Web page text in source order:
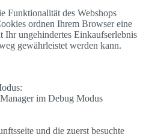
Funktionalität des Webshops
ordnen Ihrem Browser eine
ungehindertes Einkaufserlebnis
gewährleistet werden kann.
im Debug Modus
und die zuerst besuchte